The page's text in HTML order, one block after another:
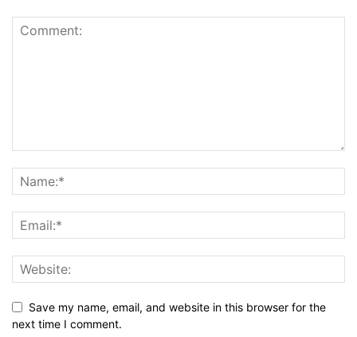
Save my name, email, and website in this browser for the
next time I comment.